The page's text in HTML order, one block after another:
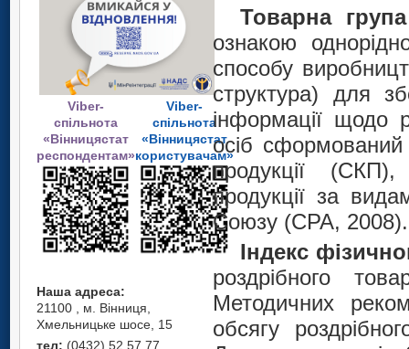
Viber-
спільнота
«Вінницястат
респондентам»
Viber-
спільнота
«Вінницястат
користувачам»
Наша адреса:
21100 , м. Вінниця,
Хмельницьке шосе, 15
тел: (0432) 52 57 77
Товарна група
ознакою
способу
структура) для
інформації щодо
осіб сформований
продукції
продукції за
Союзу (СРА, 2008).
Індекс
роздрібного
Методичних
обсягу